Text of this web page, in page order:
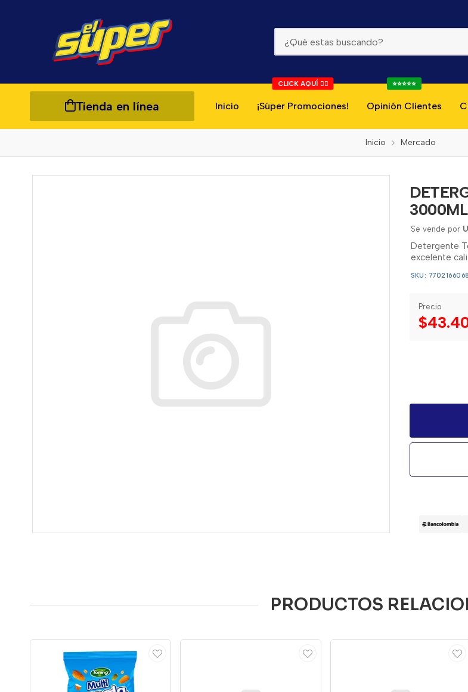
Tienda en línea Inicio ¡Súper Promociones!
CLICK AQUÍ 👇🏻
Opinión Clientes
⭐⭐⭐⭐⭐
Inicio Mercado
3000ML
Se vende por
Detergente
excelente
SKU:
Precio
PRODUCTOS